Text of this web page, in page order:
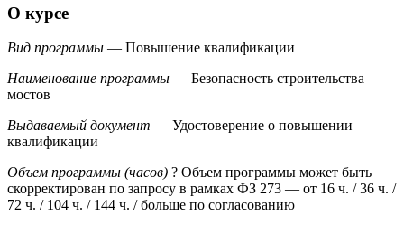
О курсе
Вид программы — Повышение квалификации
Наименование программы — Безопасность строительства
мостов
Выдаваемый документ — Удостоверение о повышении
квалификации
Объем программы (часов) ? Объем программы может быть
скорректирован по запросу в рамках ФЗ 273 — от 16 ч. / 36 ч. /
72 ч. / 104 ч. / 144 ч. / больше по согласованию